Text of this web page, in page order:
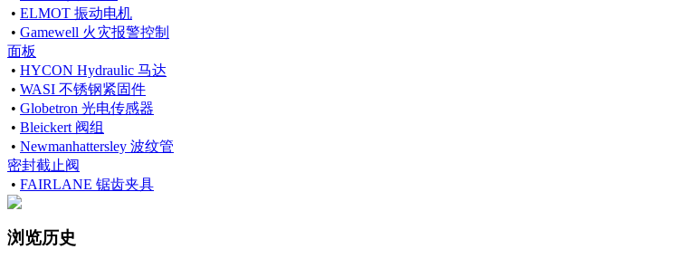
• ELMOT 振动电机
• Gamewell 火灾报警控制
面板
• HYCON Hydraulic 马达
• WASI 不锈钢紧固件
• Globetron 光电传感器
• Bleickert 阀组
• Newmanhattersley 波纹管
密封截止阀
• FAIRLANE 锯齿夹具
浏览历史